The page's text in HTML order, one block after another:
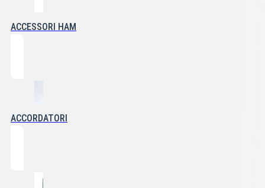
ACCESSORI HAM
ACCORDATORI